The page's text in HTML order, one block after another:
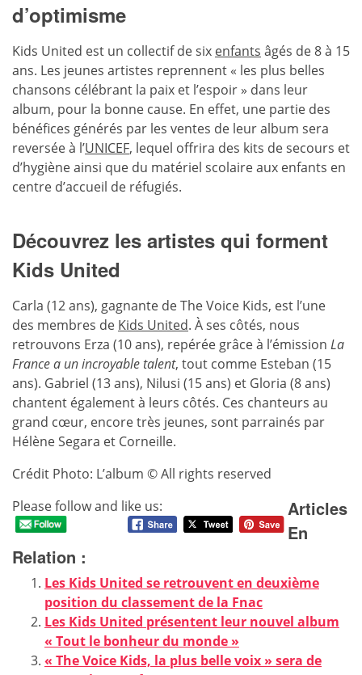
d’optimisme
Kids United est un collectif de six enfants âgés de 8 à 15
ans. Les jeunes artistes reprennent « les plus belles
chansons célébrant la paix et l’espoir » dans leur
album, pour la bonne cause. En effet, une partie des
bénéfices générés par les ventes de leur album sera
reversée à l’UNICEF, lequel offrira des kits de secours et
d’hygiène ainsi que du matériel scolaire aux enfants en
centre d’accueil de réfugiés.
Découvrez les artistes qui forment
Kids United
Carla (12 ans), gagnante de The Voice Kids, est l’une
des membres de Kids United. À ses côtés, nous
retrouvons Erza (10 ans), repérée grâce à l’émission La
France a un incroyable talent, tout comme Esteban (15
ans). Gabriel (13 ans), Nilusi (15 ans) et Gloria (8 ans)
chantent également à leurs côtés. Ces chanteurs au
grand cœur, encore très jeunes, sont parrainés par
Hélène Segara et Corneille.
Crédit Photo: L’album © All rights reserved
Please follow and like us:
Articles
En
Relation :
Les Kids United se retrouvent en deuxième
position du classement de la Fnac
Les Kids United présentent leur nouvel album
« Tout le bonheur du monde »
« The Voice Kids, la plus belle voix » sera de